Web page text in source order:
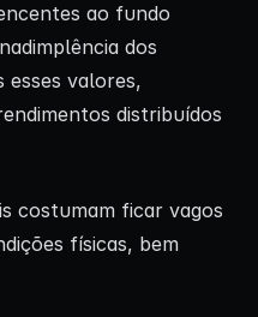
ao fundo
dos
esses valores,
distribuídos
costumam ficar vagos
físicas, bem